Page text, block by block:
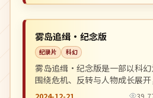
英国
雾岛追缉·纪念版
纪录片 科幻
雾岛追缉·纪念版是一部以科幻
围绕危机、反转与人物成长展
得推荐观看。
2024-12-21